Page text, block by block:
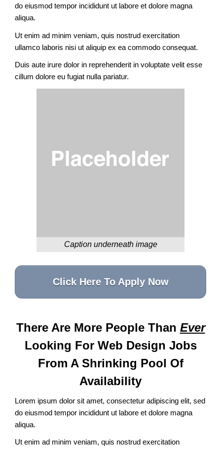
do eiusmod tempor incididunt ut labore et dolore magna
aliqua.
Ut enim ad minim veniam, quis nostrud exercitation
ullamco laboris nisi ut aliquip ex ea commodo consequat.
Duis aute irure dolor in reprehenderit in voluptate velit esse
cillum dolore eu fugiat nulla pariatur.
Caption underneath image
Click Here To Apply Now
There Are More People Than Ever
Looking For Web Design Jobs
From A Shrinking Pool Of
Availability
Lorem ipsum dolor sit amet, consectetur adipiscing elit, sed
do eiusmod tempor incididunt ut labore et dolore magna
aliqua.
Ut enim ad minim veniam, quis nostrud exercitation